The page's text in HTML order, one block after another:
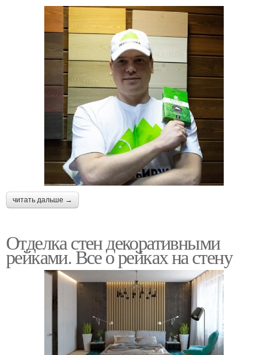
читать дальше →
Отделка стен декоративными
рейками. Все о рейках на стену